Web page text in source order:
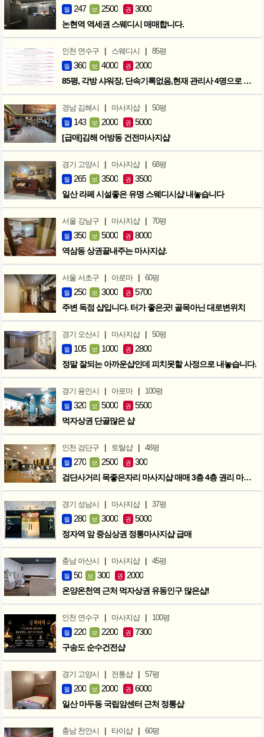
월 247 보 2500 권 3000
논현역 역세권 스웨디시 매매합니다.
인천 연수구 | 스웨디시 | 85평
월 360 보 4000 권 2000
85평, 각방 샤워장, 단속기록없음,현재 관리사 4명으로 성업중
경남 김해시 | 마사지샵 | 50평
월 143 보 2000 권 5000
[급매]김해 어방동 건전마사지샵
경기 고양시 | 마사지샵 | 68평
월 265 보 3500 권 3500
일산 라페 시설좋은 유명 스웨디시샵 내놓습니다
서울 강남구 | 마사지샵 | 70평
월 350 보 5000 권 8000
역삼동 상권끝내주는 마사지샵.
서울 서초구 | 아로마 | 60평
월 250 보 3000 권 5700
주변 독점 샵입니다. 터가 좋은곳! 골목아닌 대로변위치
경기 오산시 | 마사지샵 | 50평
월 105 보 1000 권 2800
정말 잘되는 아까운샵인데 피치못할 사정으로 내놓습니다.
경기 용인시 | 아로마 | 100평
월 320 보 5000 권 5500
먹자상권 단골많은 샵
인천 검단구 | 토탈샵 | 48평
월 270 보 2500 권 300
검단사거리 목좋은자리 마사지샵 매매 3층 4층 권리 마지막인하 300만
경기 성남시 | 마사지샵 | 37평
월 280 보 3000 권 5000
정자역 앞 중심상권 정통마사지샵 급매
충남 아산시 | 마사지샵 | 45평
월 50 보 300 권 2000
온양온천역 근처 먹자상권 유동인구 많은샵!
인천 연수구 | 마사지샵 | 100평
월 220 보 2200 권 7300
구송도 순수건전샵
경기 고양시 | 전통샵 | 57평
월 200 보 2000 권 6000
일산 마두동 국립암센터 근처 정통샵
충남 천안시 | 타이샵 | 60평